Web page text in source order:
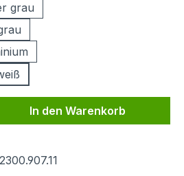
grau
Gib den
In den Warenkorb